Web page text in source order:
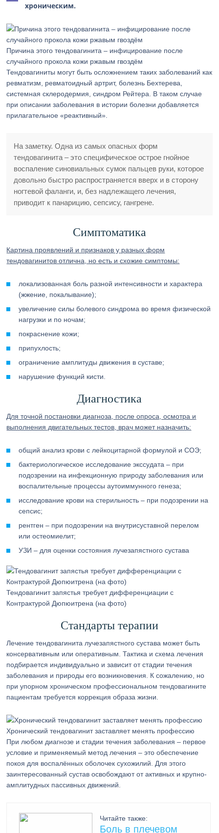
хроническим.
Причина этого тендовагинита – инфицирование после
случайного прокола кожи ржавым гвоздём
Тендовагиниты могут быть осложнением таких заболеваний как
ревматизм, ревматоидный артрит, болезнь Бехтерева,
системная склеродермия, синдром Рейтера. В таком случае
при описании заболевания в истории болезни добавляется
прилагательное «реактивный».
На заметку. Одна из самых опасных форм
тендовагинита – это специфическое острое гнойное
воспаление синовиальных сумок пальцев руки, которое
довольно быстро распространяется вверх и в сторону
ногтевой фаланги, и, без надлежащего лечения,
приводит к панарицию, сепсису, гангрене.
Симптоматика
Картина проявлений и признаков у разных форм
тендовагинитов отлична, но есть и схожие симптомы:
локализованная боль разной интенсивности и характера
(жжение, покалывание);
увеличение силы болевого синдрома во время физической
нагрузки и по ночам;
покраснение кожи;
припухлость;
ограничение амплитуды движения в суставе;
нарушение функций кисти.
Диагностика
Для точной постановки диагноза, после опроса, осмотра и
выполнения двигательных тестов, врач может назначить:
общий анализ крови с лейкоцитарной формулой и СОЭ;
бактериологическое исследование экссудата – при
подозрении на инфекционную природу заболевания или
воспалительные процессы аутоиммунного генеза;
исследование крови на стерильность – при подозрении на
сепсис;
рентген – при подозрении на внутрисуставной перелом
или остеомиелит;
УЗИ – для оценки состояния лучезапястного сустава
Тендовагинит запястья требует дифференциации с
Контрактурой Дюпюитрена (на фото)
Стандарты терапии
Лечение тендовагинита лучезапястного сустава может быть
консервативным или оперативным. Тактика и схема лечения
подбирается индивидуально и зависит от стадии течения
заболевания и природы его возникновения. К сожалению, но
при упорном хроническом профессиональном тендовагините
пациентам требуется коррекция образа жизни.
Хронический тендовагинит заставляет менять профессию
При любом диагнозе и стадии течения заболевания – первое
условие и применяемый метод лечения – это обеспечение
покоя для воспалённых оболочек сухожилий. Для этого
заинтересованный сустав освобождают от активных и крупно-
амплитудных пассивных движений.
Читайте также:
Боль в плечевом